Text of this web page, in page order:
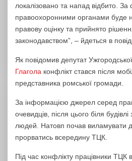
локалізовано та напад відбито.
правоохоронними органами буде
правову оцінку та прийнято
законодавством”, – йдеться в
Як повідомив депутат
Глагола конфлікт стався після
представника ромської громади.
За інформацією джерел серед
очевидців, після цього біля
людей. Натовп почав виламувати
прорватись всередину ТЦК.
Під час конфлікту працівники ТЦК